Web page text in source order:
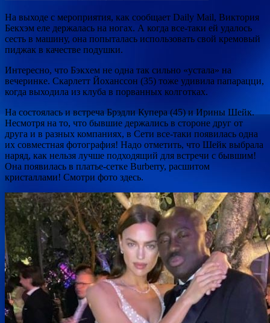
На выходе с мероприятия, как сообщает Daily Mail, Виктория
Бекхэм еле держалась на ногах. А когда все-таки ей удалось
сесть в машину, она попыталась использовать свой кремовый
пиджак в качестве подушки.
Интересно, что Бэкхем не одна так сильно «устала» на
вечеринке. Скарлетт Йоханссон (35) тоже удивила папарацци,
когда выходила из клуба в порванных колготках.
На состоялась и встреча Брэдли Купера (45) и Ирины Шейк.
Несмотря на то, что бывшие держались в стороне друг от
друга и в разных компаниях, в Сети все-таки появилась одна
их совместная фотография! Надо отметить, что Шейк выбрала
наряд, как нельзя лучше подходящий для встречи с бывшим!
Она появилась в платье-сетке Burberry, расшитом
кристаллами! Смотри фото здесь.